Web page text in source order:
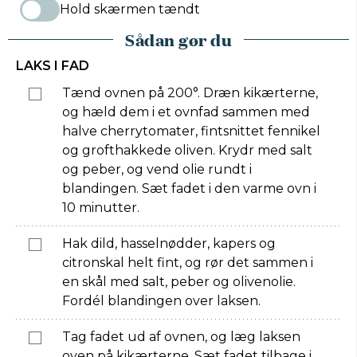
Hold skærmen tændt
Sådan gør du
LAKS I FAD
Tænd ovnen på 200°. Dræn kikærterne,
og hæld dem i et ovnfad sammen med
halve cherrytomater, fintsnittet fennikel
og grofthakkede oliven. Krydr med salt
og peber, og vend olie rundt i
blandingen. Sæt fadet i den varme ovn i
10 minutter.
Hak dild, hasselnødder, kapers og
citronskal helt fint, og rør det sammen i
en skål med salt, peber og olivenolie.
Fordél blandingen over laksen.
Tag fadet ud af ovnen, og læg laksen